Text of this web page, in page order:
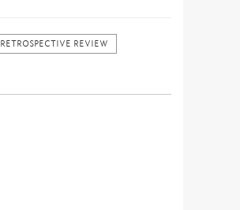
RETROSPECTIVE REVIEW